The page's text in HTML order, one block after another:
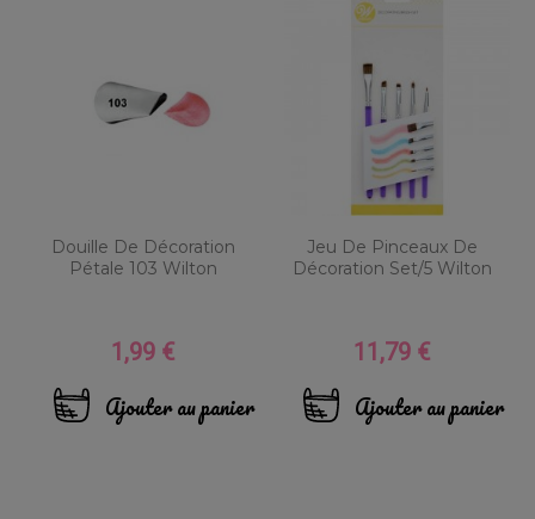
Douille De Décoration
Pétale 103 Wilton
Prix
1,99 €
Ajouter au panier
Jeu De Pinceaux De
Décoration Set/5 Wilton
Prix
11,79 €
Ajouter au panier